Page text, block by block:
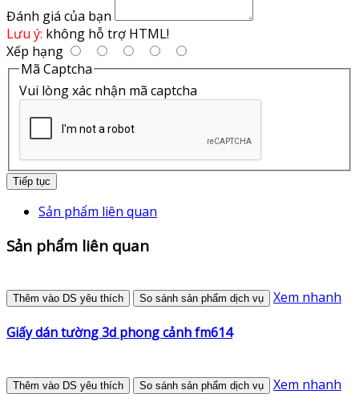
Đánh giá của bạn
Lưu ý: không hỗ trợ HTML!
Xếp hạng
Mã Captcha
Vui lòng xác nhận mã captcha
Tiếp tục
Sản phẩm liên quan
Sản phẩm liên quan
Thêm vào DS yêu thích So sánh sản phẩm dịch vụ Xem nhanh
Giấy dán tường 3d phong cảnh fm614
Thêm vào DS yêu thích So sánh sản phẩm dịch vụ Xem nhanh